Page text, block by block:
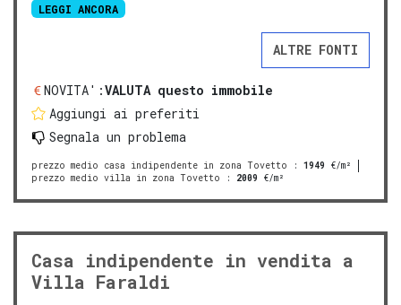
LEGGI ANCORA
ALTRE FONTI
NOVITA':VALUTA questo immobile
Aggiungi ai preferiti
Segnala un problema
prezzo medio casa indipendente in zona Tovetto : 1949 €/m²
prezzo medio villa in zona Tovetto : 2009 €/m²
Casa indipendente in vendita a
Villa Faraldi